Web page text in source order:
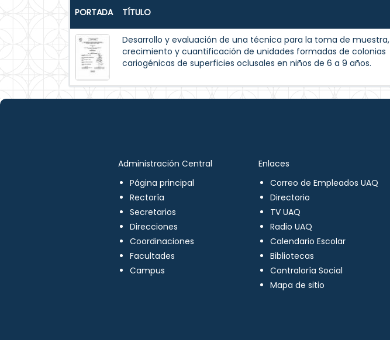
PORTADA TÍTULO
Desarrollo y evaluación de una técnica para la toma de muestra,
crecimiento y cuantificación de unidades formadas de colonias
cariogénicas de superficies oclusales en niños de 6 a 9 años.
Administración Central
Página principal
Rectoría
Secretarios
Direcciones
Coordinaciones
Facultades
Campus
Enlaces
Correo de Empleados UAQ
Directorio
TV UAQ
Radio UAQ
Calendario Escolar
Bibliotecas
Contraloría Social
Mapa de sitio